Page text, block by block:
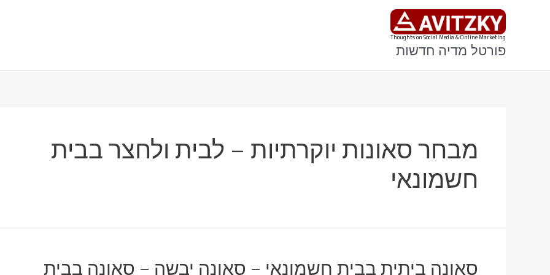
Thoughts on Social Media & Online Marketing
פורטל מדיה חדשות
מבחר סאונות יוקרתיות – לבית ולחצר בבית
חשמונאי
סאונה ביתית בבית חשמונאי – סאונה יבשה – סאונה בבית